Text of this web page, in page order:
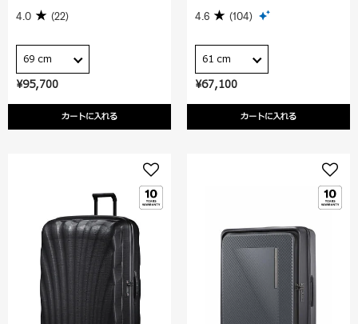
¥95,700
カートに入れる
4.0 (22)
69 cm
¥67,100
カートに入れる
4.6 (104)
61 cm